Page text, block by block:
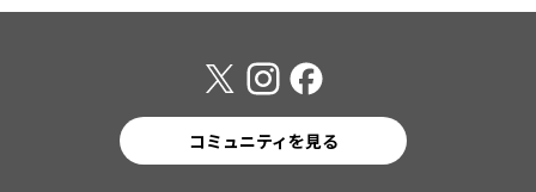
コミュニティを見る